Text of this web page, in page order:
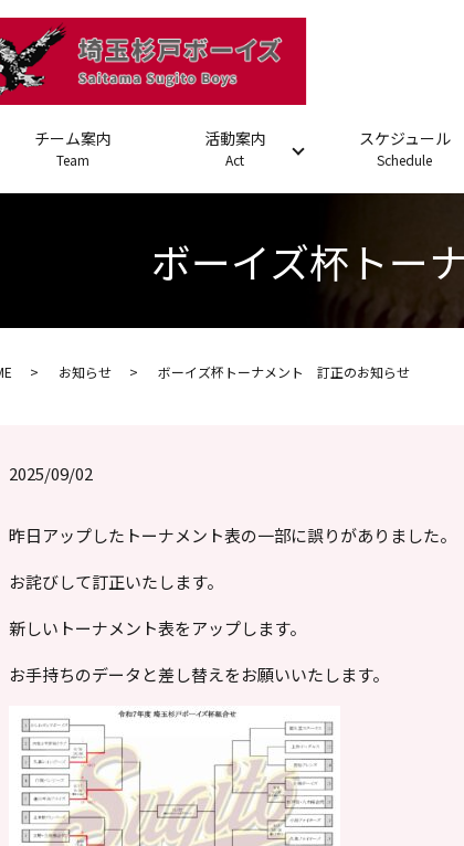
チーム案内
Team
活動案内
Act
スケジュール
Schedule
ボーイズ杯トー
お知らせ ボーイズ杯トーナメント 訂正のお知らせ
2025/09/02
昨日アップしたトーナメント表の一部に誤りがありました。
お詫びして訂正いたします。
新しいトーナメント表をアップします。
お手持ちのデータと差し替えをお願いいたします。